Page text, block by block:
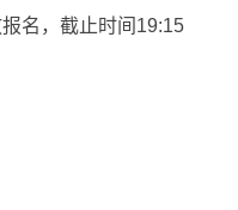
名，截止时间19:15